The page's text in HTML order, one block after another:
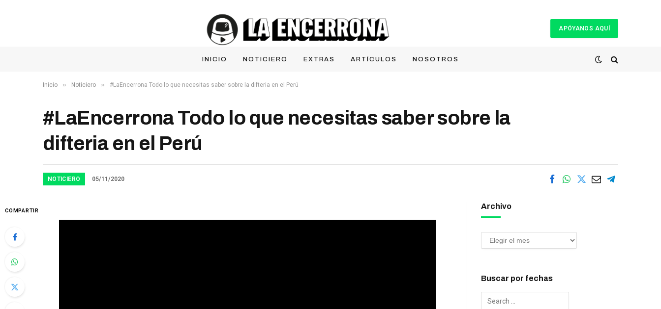
APÓYANOS AQUÍ
INICIO NOTICIERO EXTRAS ARTÍCULOS NOSOTROS
Inicio » Noticiero » #LaEncerrona Todo lo que necesitas saber sobre la difteria en el Perú
#LaEncerrona Todo lo que necesitas saber sobre la
difteria en el Perú
NOTICIERO 05/11/2020
COMPARTIR
Archivo
Buscar por fechas